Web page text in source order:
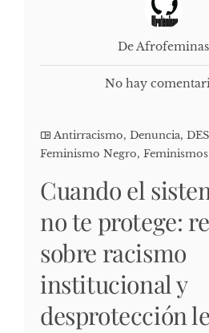
De Afrofeminas
No hay
Antirracismo, Denuncia,
Feminismo Negro, Feminismos
Cuando el
no te protege:
sobre racismo
institucional y
desprotección